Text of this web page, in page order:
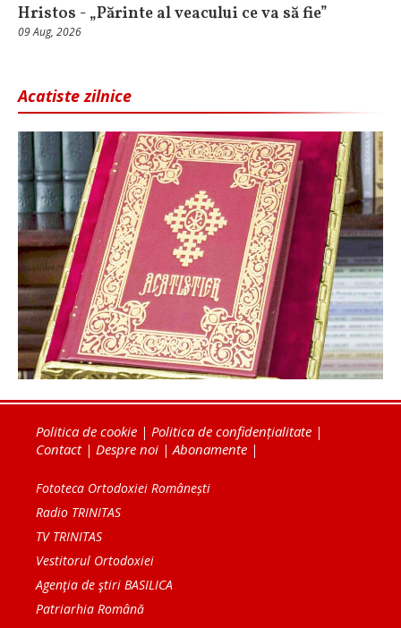
Hristos - „Părinte al veacului ce va să fie”
09 Aug, 2026
Acatiste zilnice
Politica de cookie | Politica de confidențialitate |
Contact| Despre noi |Abonamente |
Fototeca Ortodoxiei Românești
Radio TRINITAS
TV TRINITAS
Vestitorul Ortodoxiei
Agenţia de ştiri BASILICA
Patriarhia Română